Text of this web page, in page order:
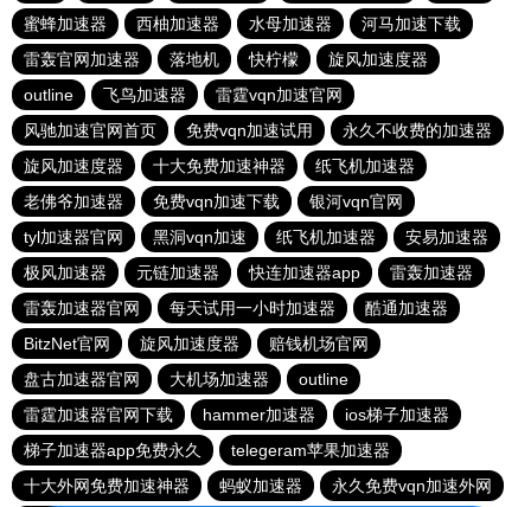
蜜蜂加速器
西柚加速器 水母加速器
河马加速下载
雷轰官网加速器
落地机 快柠檬
旋风加速度器
outline
飞鸟加速器
雷霆vqn加速官网
风驰加速官网首页
免费vqn加速试用
永久不收费的加速器
旋风加速度器
十大免费加速神器
纸飞机加速器
老佛爷加速器
免费vqn加速下载
银河vqn官网
tyl加速器官网
黑洞vqn加速 纸飞机加速器
安易加速器
极风加速器
元链加速器 快连加速器app
雷轰加速器
雷轰加速器官网
每天试用一小时加速器
酷通加速器
BitzNet官网
旋风加速度器
赔钱机场官网
盘古加速器官网
大机场加速器
outline
雷霆加速器官网下载
hammer加速器
ios梯子加速器
梯子加速器app免费永久
telegeram苹果加速器
十大外网免费加速神器
蚂蚁加速器 永久免费vqn加速外网